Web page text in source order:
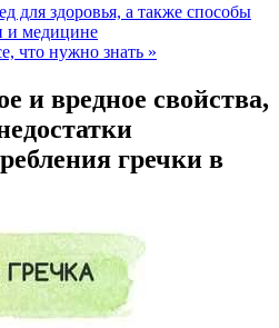
для здоровья, а также способы
и медицине
что нужно знать »
и вредное свойства,
гречки в